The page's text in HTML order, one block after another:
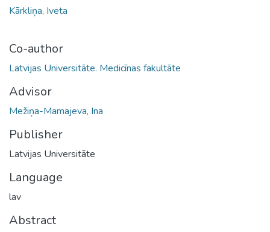
Kārkliņa, Iveta
Co-author
Latvijas Universitāte. Medicīnas fakultāte
Advisor
Mežiņa-Mamajeva, Ina
Publisher
Latvijas Universitāte
Language
lav
Abstract